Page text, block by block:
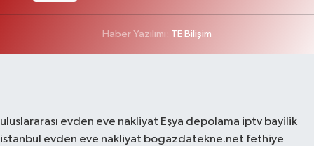
Haber Yazılımı: TE Bilişim
uluslararası evden eve nakliyat Eşya depolama iptv bayilik
istanbul evden eve nakliyat bogazdatekne.net fethiye